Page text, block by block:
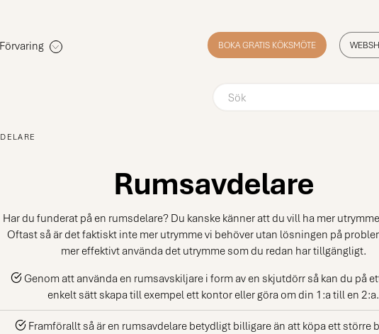
Förvaring BOKA GRATIS KÖKSMÖTE
Rumsavdelare
Har du funderat på en rumsdelare? Du kanske känner att du vill ha mer
Oftast så är det faktiskt inte mer utrymme vi behöver utan lösningen på
mer effektivt använda det utrymme som du redan har tillgängligt.
Genom att använda en rumsavskiljare i form av en skjutdörr så kan du på
enkelt sätt skapa till exempel ett kontor eller göra om din 1:a till en 2:a.
Framförallt så är en rumsavdelare betydligt billigare än att köpa ett större